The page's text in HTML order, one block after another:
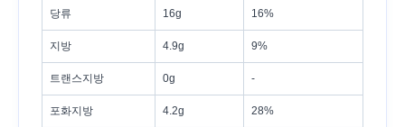
당류 16g 16%
지방 4.9g 9%
트랜스지방 0g -
포화지방 4.2g 28%